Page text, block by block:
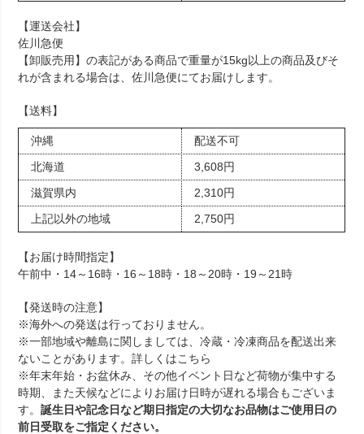
【運送会社】
佐川急便
【卸販売用】の表記がある商品で重量が15kg以上の商品及びそ
れが含まれる場合は、佐川急便にてお届けします。
【送料】
沖縄
配送不可
北海道
3,608円
滋賀県内
2,310円
上記以外の地域
2,750円
【お届け時間指定】
午前中・14～16時・16～18時・18～20時・19～21時
【発送時の注意】
※海外への発送は行っておりません。
※一部地域や離島に関しましては、冷蔵・冷凍商品を配送出来
ないことがあります。詳しくはこちら
※年末年始・お盆休み、その他イベント日など荷物が集中する
時期、また天候などによりお届け日時が遅れる場合もございま
す。誕生日や記念日など期日指定の大切なお品物はご使用日の
前日受取をご指定ください。